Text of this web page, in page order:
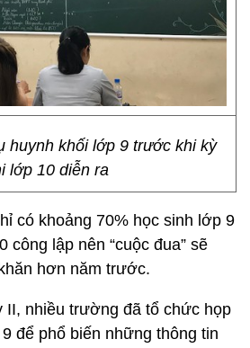
huynh khối lớp 9 trước khi kỳ
lớp 10 diễn ra
có khoảng 70% học sinh lớp 9
công lập nên “cuộc đua” sẽ
hơn năm trước.
II, nhiều trường đã tổ chức họp
để phổ biến những thông tin